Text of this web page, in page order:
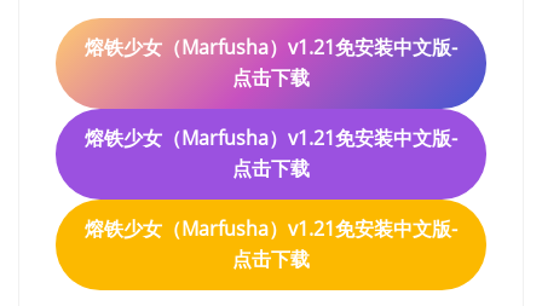
熔铁少女（Marfusha）v1.21免安装中文版-
点击下载
熔铁少女（Marfusha）v1.21免安装中文版-
点击下载
熔铁少女（Marfusha）v1.21免安装中文版-
点击下载